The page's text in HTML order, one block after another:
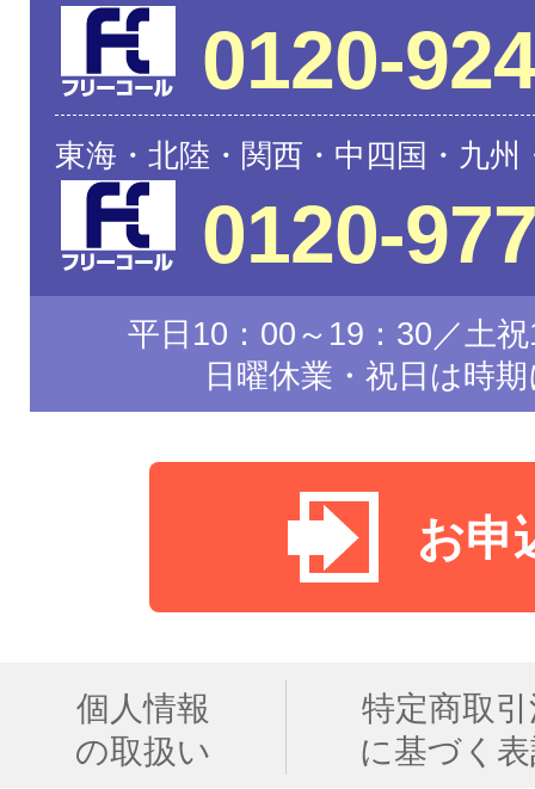
0120-
東海・北陸・関西・中四国・九
0120-
平日10：00～19：30／土
日曜休業・祝日は時
お申
個人情報
の取扱い
特定商取
に基づく